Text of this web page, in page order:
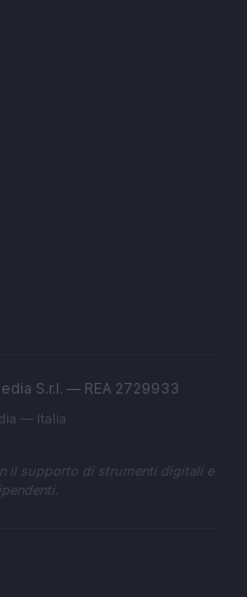
S.r.l. — REA 2729933
— Italia
il supporto di strumenti digitali e